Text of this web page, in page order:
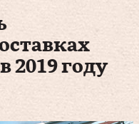
2019 году